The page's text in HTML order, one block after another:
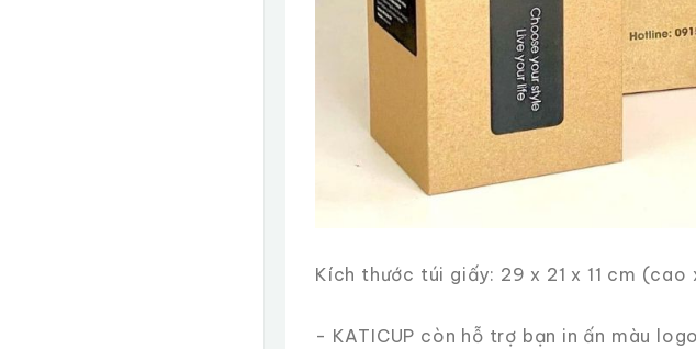
Kích thước túi giấy: 29 x 21 x 11 cm
- KATICUP còn hỗ trợ bạn in ấn màu